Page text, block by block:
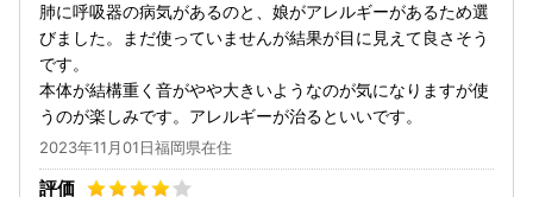
肺に呼吸器の病気があるのと、娘がアレルギーがあるため選
びました。まだ使っていませんが結果が目に見えて良さそう
です。
本体が結構重く音がやや大きいようなのが気になりますが使
うのが楽しみです。アレルギーが治るといいです。
2023年11月01日福岡県在住